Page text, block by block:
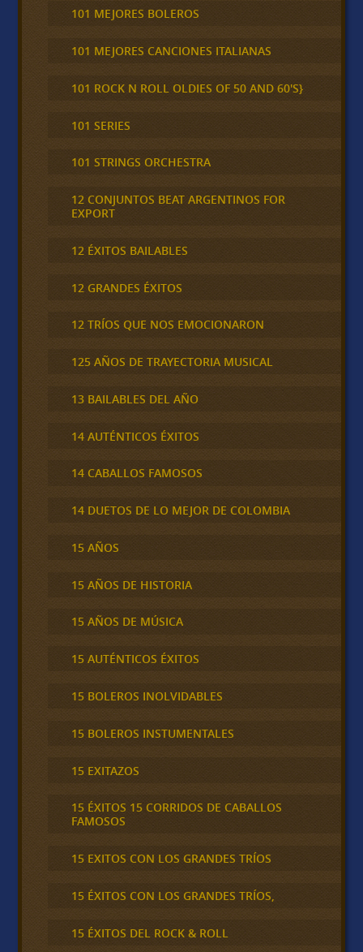
101 MEJORES BOLEROS
101 MEJORES CANCIONES ITALIANAS
101 ROCK N ROLL OLDIES OF 50 AND 60'S}
101 SERIES
101 STRINGS ORCHESTRA
12 CONJUNTOS BEAT ARGENTINOS FOR
EXPORT
12 ÉXITOS BAILABLES
12 GRANDES ÉXITOS
12 TRÍOS QUE NOS EMOCIONARON
125 AÑOS DE TRAYECTORIA MUSICAL
13 BAILABLES DEL AÑO
14 AUTÉNTICOS ÉXITOS
14 CABALLOS FAMOSOS
14 DUETOS DE LO MEJOR DE COLOMBIA
15 AÑOS
15 AÑOS DE HISTORIA
15 AÑOS DE MÚSICA
15 AUTÉNTICOS ÉXITOS
15 BOLEROS INOLVIDABLES
15 BOLEROS INSTUMENTALES
15 EXITAZOS
15 ÉXITOS 15 CORRIDOS DE CABALLOS
FAMOSOS
15 EXITOS CON LOS GRANDES TRÍOS
15 ÉXITOS CON LOS GRANDES TRÍOS,
15 ÉXITOS DEL ROCK & ROLL